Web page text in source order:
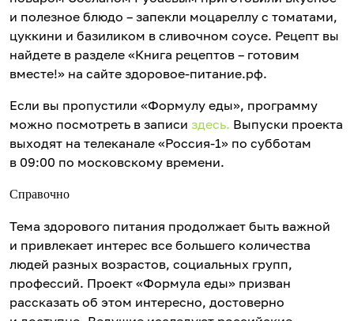
и полезное блюдо – запекли моцареллу с томатами,
цуккини и базиликом в сливочном соусе. Рецепт вы
найдете в разделе «Книга рецептов – готовим
вместе!» на сайте здоровое-питание.рф.
Если вы пропустили «Формулу еды», программу
можно посмотреть в записи здесь. Выпуски проекта
выходят на телеканале «Россия-1» по субботам
в 09:00 по московскому времени.
Справочно
Тема здорового питания продолжает быть важной
и привлекает интерес все большего количества
людей разных возрастов, социальных групп,
профессий. Проект «Формула еды» призван
рассказать об этом интересно, достоверно